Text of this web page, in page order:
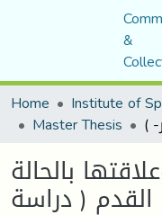
&
Home
Master Thesis
بالحالة
القدم ( دراسة